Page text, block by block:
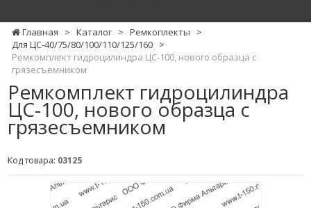
Главная > Каталог > Ремкоплекты
>
Для ЦС-40/75/80/100/110/125/160 >
Ремкомплект гидроцилиндра ЦС-100, нового образца с
грязесъемником
Ремкомплект гидроцилиндра
ЦС-100, нового образца с
грязесъемником
Код товара: 03125